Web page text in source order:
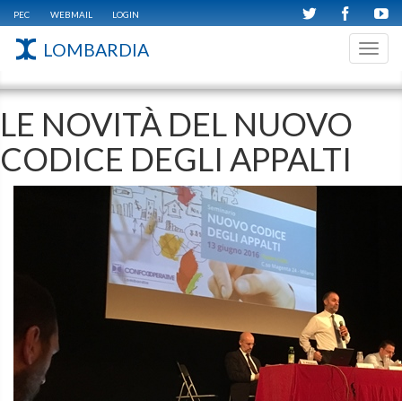
PEC WEBMAIL LOGIN
LOMBARDIA
LE NOVITÀ DEL NUOVO
CODICE DEGLI APPALTI